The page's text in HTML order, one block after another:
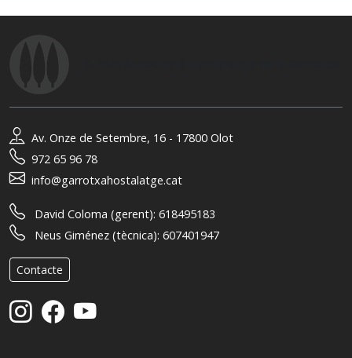
Av. Onze de Setembre, 16 - 17800 Olot
972 65 96 78
info@garrotxahostalatge.cat
David Coloma (gerent): 618495183
Neus Giménez (tècnica): 607401947
Contacte